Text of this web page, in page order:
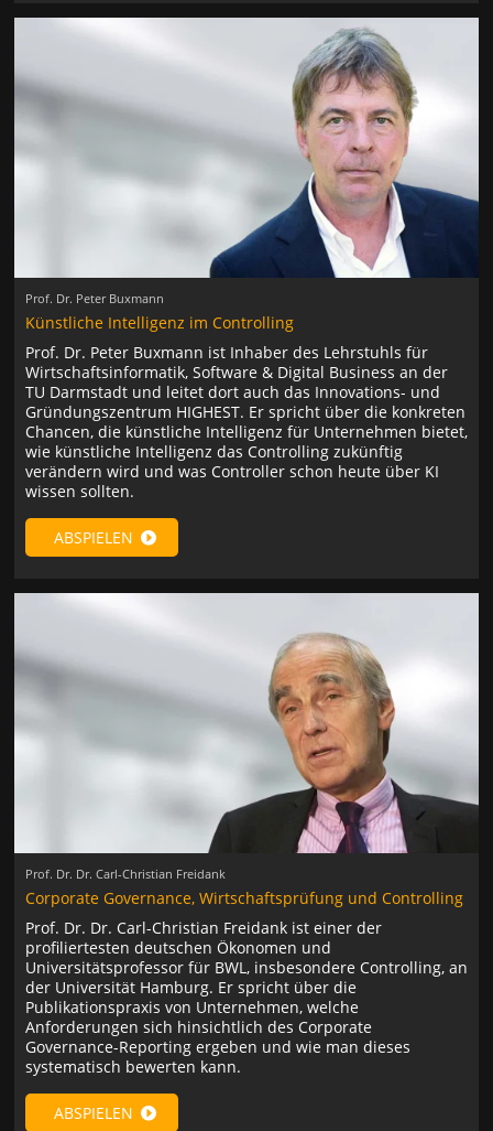
Prof. Dr. Peter Buxmann
Künstliche Intelligenz im Controlling
Prof. Dr. Peter Buxmann ist Inhaber des Lehrstuhls für
Wirtschaftsinformatik, Software & Digital Business an der
TU Darmstadt und leitet dort auch das Innovations- und
Gründungszentrum HIGHEST. Er spricht über die konkreten
Chancen, die künstliche Intelligenz für Unternehmen bietet,
wie künstliche Intelligenz das Controlling zukünftig
verändern wird und was Controller schon heute über KI
wissen sollten.
ABSPIELEN
Prof. Dr. Dr. Carl-Christian Freidank
Corporate Governance, Wirtschaftsprüfung und Controlling
Prof. Dr. Dr. Carl-Christian Freidank ist einer der
profiliertesten deutschen Ökonomen und
Universitätsprofessor für BWL, insbesondere Controlling, an
der Universität Hamburg. Er spricht über die
Publikationspraxis von Unternehmen, welche
Anforderungen sich hinsichtlich des Corporate
Governance-Reporting ergeben und wie man dieses
systematisch bewerten kann.
ABSPIELEN